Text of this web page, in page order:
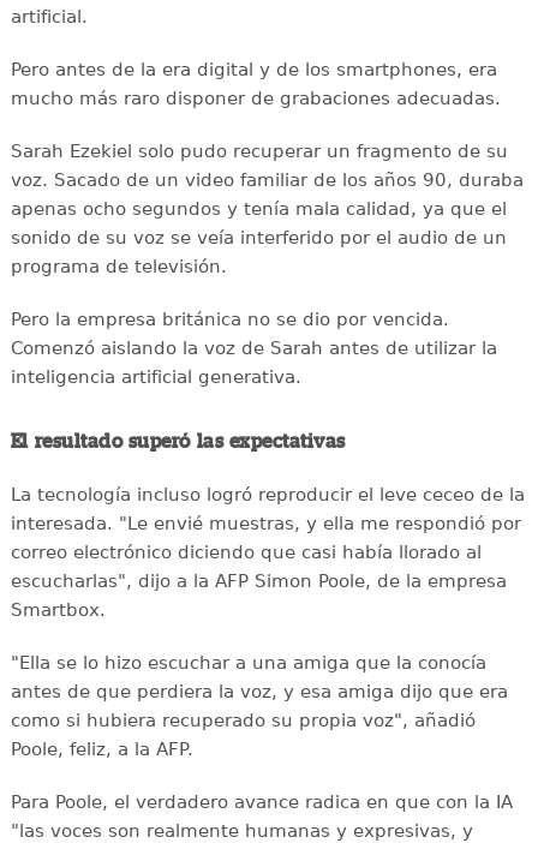
artificial.
Pero antes de la era digital y de los smartphones, era
mucho más raro disponer de grabaciones adecuadas.
Sarah Ezekiel solo pudo recuperar un fragmento de su
voz. Sacado de un video familiar de los años 90, duraba
apenas ocho segundos y tenía mala calidad, ya que el
sonido de su voz se veía interferido por el audio de un
programa de televisión.
Pero la empresa británica no se dio por vencida.
Comenzó aislando la voz de Sarah antes de utilizar la
inteligencia artificial generativa.
El resultado superó las expectativas
La tecnología incluso logró reproducir el leve ceceo de la
interesada. "Le envié muestras, y ella me respondió por
correo electrónico diciendo que casi había llorado al
escucharlas", dijo a la AFP Simon Poole, de la empresa
Smartbox.
"Ella se lo hizo escuchar a una amiga que la conocía
antes de que perdiera la voz, y esa amiga dijo que era
como si hubiera recuperado su propia voz", añadió
Poole, feliz, a la AFP.
Para Poole, el verdadero avance radica en que con la IA
"las voces son realmente humanas y expresivas, y